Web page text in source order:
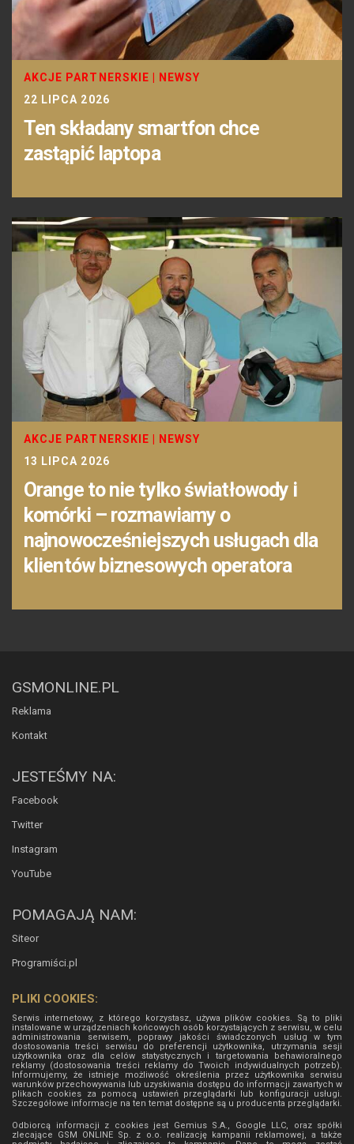
AKCJE PARTNERSKIE
NEWSY
22 LIPCA 2026
Ten składany smartfon chce
zastąpić laptopa
AKCJE PARTNERSKIE
NEWSY
13 LIPCA 2026
Orange to nie tylko światłowody i
komórki – rozmawiamy o
najnowocześniejszych usługach dla
klientów biznesowych operatora
GSMONLINE.PL
Reklama
Kontakt
JESTEŚMY NA:
Facebook
Twitter
Instagram
YouTube
POMAGAJĄ NAM:
Siteor
Programiści.pl
PLIKI COOKIES:
Serwis internetowy, z którego korzystasz, używa plików cookies. Są to pliki
instalowane w urządzeniach końcowych osób korzystających z serwisu, w celu
administrowania serwisem, poprawy jakości świadczonych usług w tym
dostosowania treści serwisu do preferencji użytkownika, utrzymania sesji
użytkownika oraz dla celów statystycznych i targetowania behawioralnego
reklamy (dostosowania treści reklamy do Twoich indywidualnych potrzeb).
Informujemy, że istnieje możliwość określenia przez użytkownika serwisu
warunków przechowywania lub uzyskiwania dostępu do informacji zawartych w
plikach cookies za pomocą ustawień przeglądarki lub konfiguracji usługi.
Szczegółowe informacje na ten temat dostępne są u producenta przeglądarki.
Odbiorcą informacji z cookies jest Gemius S.A., Google LLC, oraz spółki
zlecające GSM ONLINE Sp. z o.o. realizację kampanii reklamowej, a także